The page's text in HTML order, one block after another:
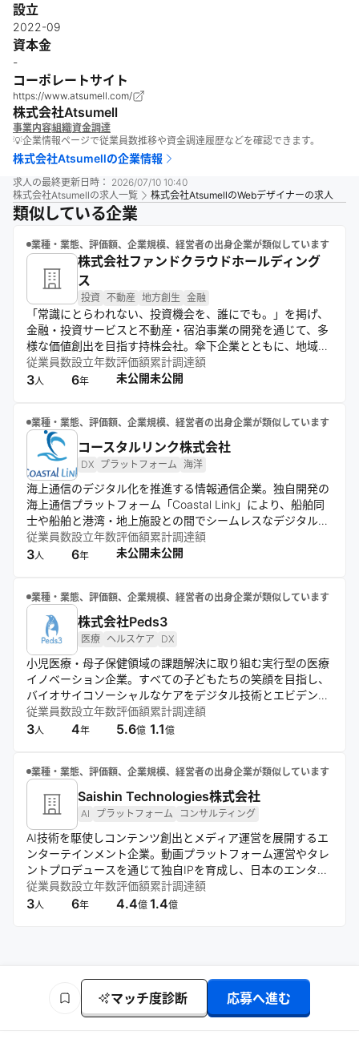
設立
2022-09
資本金
-
コーポレートサイト
https://www.atsumell.com/
株式会社Atsumell
事業内容組織資金調達
💡企業情報ページで従業員数推移や資金調達履歴などを確認できます。
株式会社Atsumellの企業情報
求人の最終更新日時： 2026/07/10 10:40
株式会社Atsumellの求人一覧 株式会社AtsumellのWebデザイナーの求人
類似している企業
業種・業態、評価額、企業規模、経営者の出身企業が類似しています
株式会社ファンドクラウドホールディング
ス
投資 不動産 地方創生 金融
「常識にとらわれない、投資機会を、誰にでも。」を掲げ、
金融・投資サービスと不動産・宿泊事業の開発を通じて、多
様な価値創出を目指す持株会社。傘下企業とともに、地域資
産の創造や投資機会の拡大を推進し、持続可能な成長につな
げる。
従業員数
3人
設立年数
6年
評価額
未公開
累計調達額
未公開
業種・業態、評価額、企業規模、経営者の出身企業が類似しています
コースタルリンク株式会社
DX プラットフォーム 海洋
海上通信のデジタル化を推進する情報通信企業。独自開発の
海上通信プラットフォーム「Coastal Link」により、船舶同
士や船舶と港湾・地上施設との間でシームレスなデジタル通
信環境を実現し、事故の未然防止や迅速な情報共有を支援す
る。VDES（次世代海上デジタル通信規格）対応のインフラ
の通信ニーズが高い領域を対象に、安定した通信基盤の提供
とサービスの海外展開にも取り組む。「すべての海上通信を
ひとつに」というビジョンのもと、海洋の安全・効率・持続
可能性の向上に貢献する。
従業員数
3人
設立年数
6年
評価額
未公開
累計調達額
未公開
業種・業態、評価額、企業規模、経営者の出身企業が類似しています
株式会社Peds3
医療 ヘルスケア DX
小児医療・母子保健領域の課題解決に取り組む実行型の医療
イノベーション企業。すべての子どもたちの笑顔を目指し、
バイオサイコソーシャルなケアをデジタル技術とエビデンス
で社会実装する“こどもDoTank”として活動。治療用アプリの
研究開発と医療機関へのデジタル支援の2軸で事業を展開
す。
従業員数
3人
設立年数
4年
評価額
5.6億
累計調達額
1.1億
業種・業態、評価額、企業規模、経営者の出身企業が類似しています
Saishin Technologies株式会社
AI プラットフォーム コンサルティング
AI技術を駆使しコンテンツ創出とメディア運営を展開するエ
ンターテインメント企業。動画プラットフォーム運営やタレ
ントプロデュースを通じて独自IPを育成し、日本のエンター
テインメントを世界市場へ発信することを志向する。
従業員数
3人
設立年数
6年
評価額
4.4億
累計調達額
1.4億
マッチ度診断 応募へ進む